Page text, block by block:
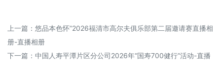
上一篇： 悠品本色怀”2026福清市高尔夫俱乐部第二届邀请赛直播相
册-直播相册
下一篇： 中国人寿平潭片区分公司2026年“国寿700健行”活动-直播